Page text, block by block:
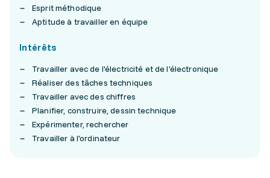
Esprit méthodique
Aptitude à travailler en équipe
Intérêts
Travailler avec de l'électricité et de l'électronique
Réaliser des tâches techniques
Travailler avec des chiffres
Planifier, construire, dessin technique
Expérimenter, rechercher
Travailler à l'ordinateur